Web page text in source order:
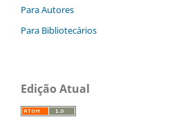
Para Autores
Para Bibliotecários
Edição Atual